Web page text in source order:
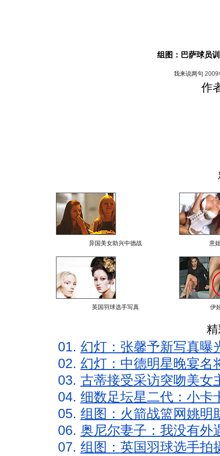
组图：巴萨球员
我来说两句 2009
作
异国美女助兴中德战 意
英国羽球选手写真 伊
01. 幻灯：张馨予新写真曝
02. 幻灯：中德明星晚宴名
03. 古蒂接受采访突吻美女
04. 细数足坛星二代：小卡
05. 组图：火箭战篮网姚明
06. 奥尼尔妻子：我没有外
07. 组图：英国羽球选手拍